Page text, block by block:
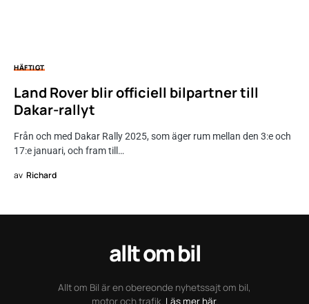
HÄFTIGT
Land Rover blir officiell bilpartner till
Dakar-rallyt
Från och med Dakar Rally 2025, som äger rum mellan den 3:e och
17:e januari, och fram till…
av Richard
allt om bil
Allt om Bil är en obereonde nyhetssajt om bil,
motor och trafik. Läs mer här.